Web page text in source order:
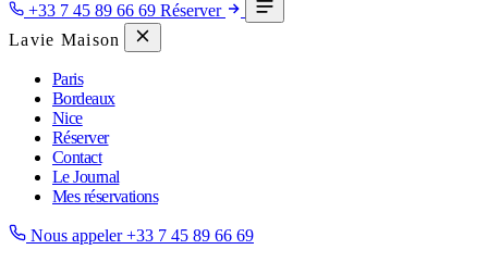
+33 7 45 89 66 69 Réserver
Lavie Maison
Paris
Bordeaux
Nice
Réserver
Contact
Le Journal
Mes réservations
Nous appeler +33 7 45 89 66 69